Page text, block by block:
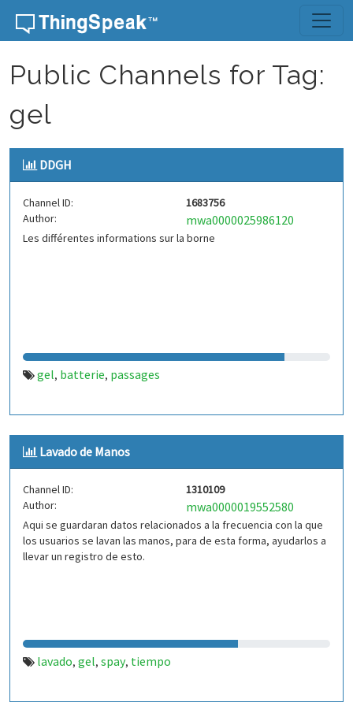
Skip to content
Public Channels for Tag:
gel
DDGH
Channel ID:
1683756
Author:
mwa0000025986120
Les différentes informations sur la borne
gel, batterie, passages
Lavado de Manos
Channel ID:
1310109
Author:
mwa0000019552580
Aqui se guardaran datos relacionados a la frecuencia con la que
los usuarios se lavan las manos, para de esta forma, ayudarlos a
llevar un registro de esto.
lavado, gel, spay, tiempo